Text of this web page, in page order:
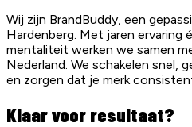
Wij zijn BrandBuddy, een
Hardenberg. Met jaren ervaring
mentaliteit werken we samen
Nederland. We schakelen snel,
en zorgen dat je merk
Klaar voor resultaat?